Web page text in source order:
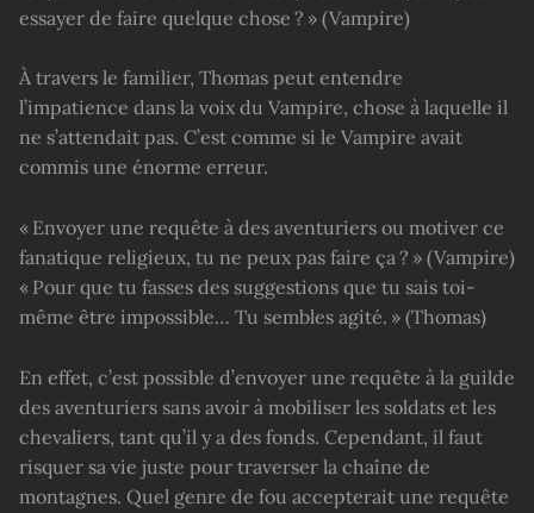
essayer de faire quelque chose ? » (Vampire)
À travers le familier, Thomas peut entendre
l’impatience dans la voix du Vampire, chose à laquelle il
ne s’attendait pas. C’est comme si le Vampire avait
commis une énorme erreur.
« Envoyer une requête à des aventuriers ou motiver ce
fanatique religieux, tu ne peux pas faire ça ? » (Vampire)
« Pour que tu fasses des suggestions que tu sais toi-
même être impossible… Tu sembles agité. » (Thomas)
En effet, c’est possible d’envoyer une requête à la guilde
des aventuriers sans avoir à mobiliser les soldats et les
chevaliers, tant qu’il y a des fonds. Cependant, il faut
risquer sa vie juste pour traverser la chaîne de
montagnes. Quel genre de fou accepterait une requête